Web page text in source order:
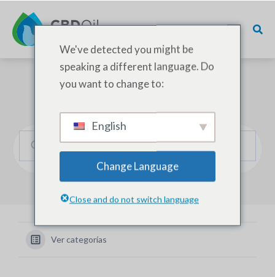
Ver categorías
We've detected you might be
speaking a different language. Do
you want to change to:
English
Change Language
Close and do not switch language